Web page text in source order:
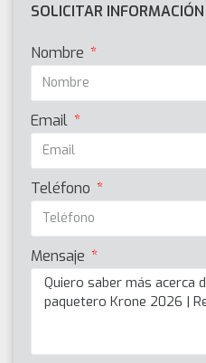
SOLICITAR INFORMACIÓN
Nombre
Email
Teléfono
Mensaje